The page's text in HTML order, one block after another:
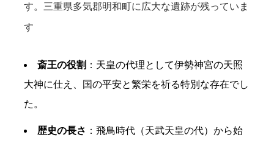
す。三重県多気郡明和町に広大な遺跡が残っていま
す
斎王の役割 ：天皇の代理として伊勢神宮の天照
大神に仕え、国の平安と繁栄を祈る特別な存在でし
た。
歴史の長さ ：飛鳥時代（天武天皇の代）から始